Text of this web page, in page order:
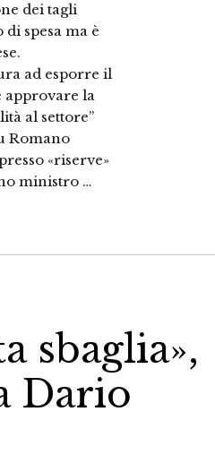
dei tagli
spesa ma è
ad esporre il
approvare la
al settore”
Romano
«riserve»
ministro …
sbaglia»,
Dario